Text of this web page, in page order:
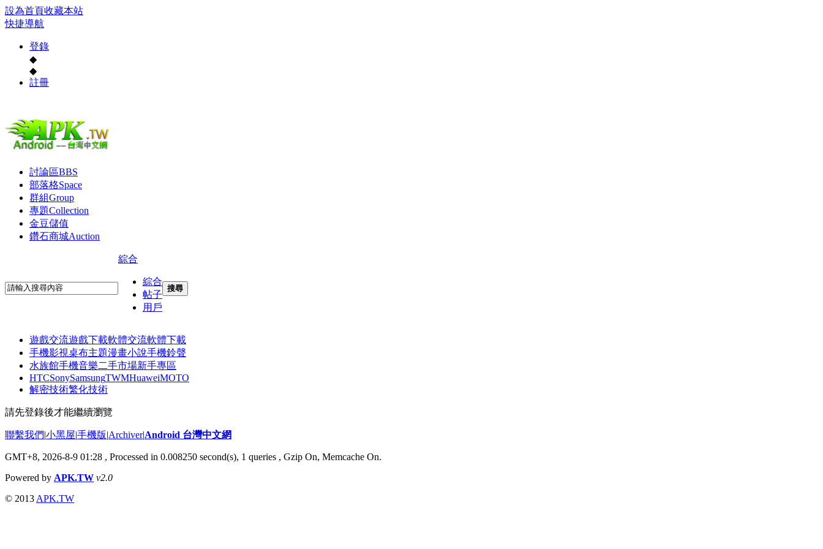
設為首頁收藏本站
快捷導航
登錄
◆
◆
註冊
討論區BBS
部落格Space
群組Group
專題Collection
金豆儲值
鑽石商城Auction
綜合
綜合
帖子
用戶
搜尋
遊戲交流遊戲下載軟體交流軟體下載
手機影視桌布主題漫畫小說手機鈴聲
水族館手機音樂二手市場新手專區
HTCSonySamsungTWMHuaweiMOTO
解密技術繁化技術
請先登錄後才能繼續瀏覽
聯繫我們|小黑屋|手機版|Archiver|Android 台灣中文網
GMT+8, 2026-8-9 01:28 , Processed in 0.008250 second(s), 1 queries , Gzip On, Memcache On.
Powered by APK.TW v2.0
© 2013 APK.TW